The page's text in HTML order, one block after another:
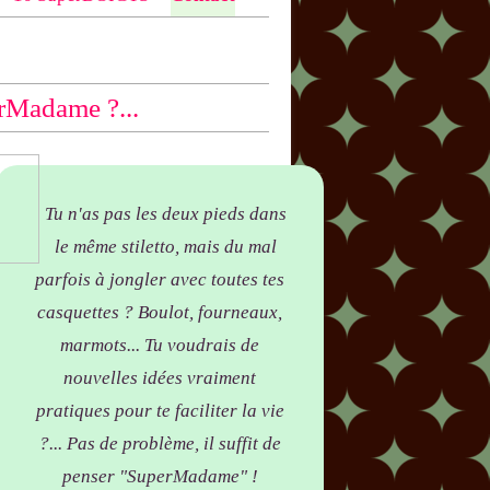
ntio
!
?...
Tu n'as pas les deux pieds dans
le même stiletto, mais du mal
parfois à jongler avec toutes tes
casquettes ? Boulot, fourneaux,
marmots... Tu voudrais de
nouvelles idées vraiment
pratiques pour te faciliter la vie
?... Pas de problème, il suffit de
penser "SuperMadame" !